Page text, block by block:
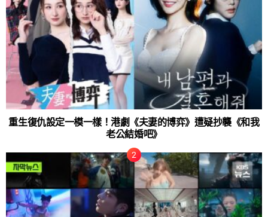
重生復仇設定一模一樣！港劇《夫妻的博弈》遭疑抄襲《和我
老公結婚吧》